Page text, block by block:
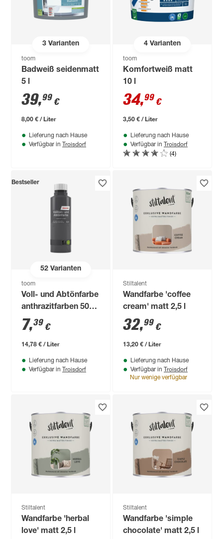
3Varianten
toom
Badweiß seidenmatt
5 l
39,99 €
8,00 € / Liter
Lieferung nach Hause
Verfügbar in Troisdorf
4Varianten
toom
Komfortweiß matt
10 l
34,99 €
3,50 € / Liter
Lieferung nach Hause
Verfügbar in Troisdorf
(4)
52Varianten
Bestseller
toom
Voll- und Abtönfarbe
anthrazitfarben 500
ml
7,39 €
14,78 € / Liter
Lieferung nach Hause
Verfügbar in Troisdorf
Stiltalent
Wandfarbe 'coffee
cream' matt 2,5 l
32,99 €
13,20 € / Liter
Lieferung nach Hause
Verfügbar in Troisdorf
Nur wenige verfügbar
Stiltalent
Wandfarbe 'herbal
love' matt 2,5 l
Stiltalent
Wandfarbe 'simple
chocolate' matt 2,5 l